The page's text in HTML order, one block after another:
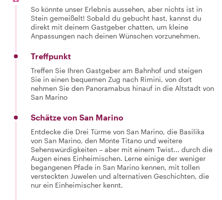
So könnte unser Erlebnis aussehen, aber nichts ist in
Stein gemeißelt! Sobald du gebucht hast, kannst du
direkt mit deinem Gastgeber chatten, um kleine
Anpassungen nach deinen Wünschen vorzunehmen.
Treffpunkt
Treffen Sie Ihren Gastgeber am Bahnhof und steigen
Sie in einen bequemen Zug nach Rimini, von dort
nehmen Sie den Panoramabus hinauf in die Altstadt von
San Marino
Schätze von San Marino
Entdecke die Drei Türme von San Marino, die Basilika
von San Marino, den Monte Titano und weitere
Sehenswürdigkeiten – aber mit einem Twist... durch die
Augen eines Einheimischen. Lerne einige der weniger
begangenen Pfade in San Marino kennen, mit tollen
versteckten Juwelen und alternativen Geschichten, die
nur ein Einheimischer kennt.